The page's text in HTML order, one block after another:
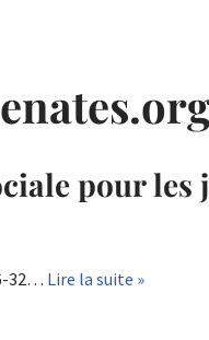
pour
32… Lire la suite »